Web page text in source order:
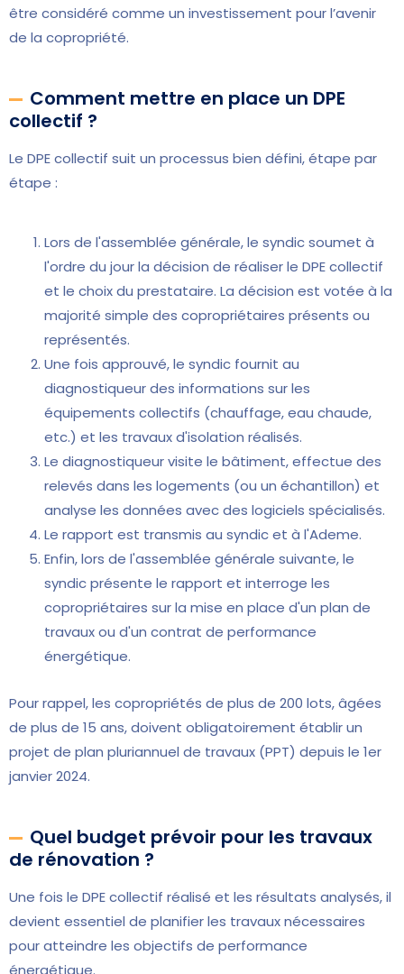
être considéré comme un investissement pour l’avenir
de la copropriété.
Comment mettre en place un DPE
collectif ?
Le DPE collectif suit un processus bien défini, étape par
étape :
Lors de l'assemblée générale, le syndic soumet à
l'ordre du jour la décision de réaliser le DPE collectif
et le choix du prestataire. La décision est votée à la
majorité simple des copropriétaires présents ou
représentés.
Une fois approuvé, le syndic fournit au
diagnostiqueur des informations sur les
équipements collectifs (chauffage, eau chaude,
etc.) et les travaux d'isolation réalisés.
Le diagnostiqueur visite le bâtiment, effectue des
relevés dans les logements (ou un échantillon) et
analyse les données avec des logiciels spécialisés.
Le rapport est transmis au syndic et à l'Ademe.
Enfin, lors de l'assemblée générale suivante, le
syndic présente le rapport et interroge les
copropriétaires sur la mise en place d'un plan de
travaux ou d'un contrat de performance
énergétique.
Pour rappel, les copropriétés de plus de 200 lots, âgées
de plus de 15 ans, doivent obligatoirement établir un
projet de plan pluriannuel de travaux (PPT) depuis le 1er
janvier 2024.
Quel budget prévoir pour les travaux
de rénovation ?
Une fois le DPE collectif réalisé et les résultats analysés, il
devient essentiel de planifier les travaux nécessaires
pour atteindre les objectifs de performance
énergétique.